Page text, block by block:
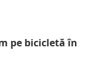
pe bicicletă în